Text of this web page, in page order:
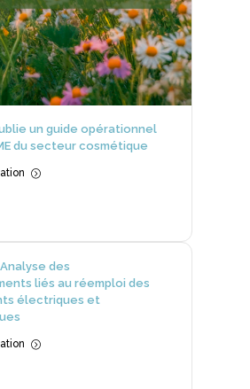
un guide opérationnel
du secteur cosmétique
=
des
liés au réemploi des
électriques et
=